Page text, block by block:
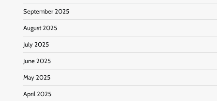
September 2025
August 2025
July 2025
June 2025
May 2025
April 2025